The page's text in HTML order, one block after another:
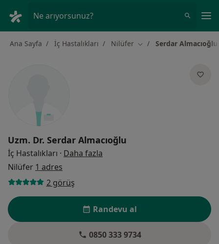
Ne arıyorsunuz?
Ana Sayfa İç Hastalıkları Nilüfer Şehir değiştir
Serdar Almacıoğlu
Uzm. Dr. Serdar Almacıoğlu
İç Hastalıkları · Daha fazla
Nilüfer 1 adres
2 görüş
Randevu al
0850 333 9734